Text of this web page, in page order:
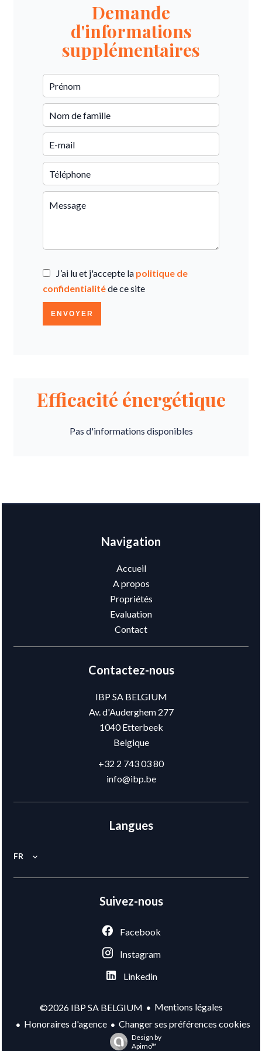
Demande
d'informations
supplémentaires
J’ai lu et j'accepte la politique de
confidentialitéde ce site
ENVOYER
Efficacité énergétique
Pas d'informations disponibles
Navigation
Accueil
A propos
Propriétés
Evaluation
Contact
Contactez-nous
IBP SA BELGIUM
Av. d'Auderghem 277
1040Etterbeek
Belgique
+32 2 743 03 80
info@ibp.be
Langues
FR
Suivez-nous
Facebook
Instagram
Linkedin
©2026 IBP SA BELGIUM
Mentions légales
Honoraires d'agence
Changer ses préférences cookies
Design by
Apimo™